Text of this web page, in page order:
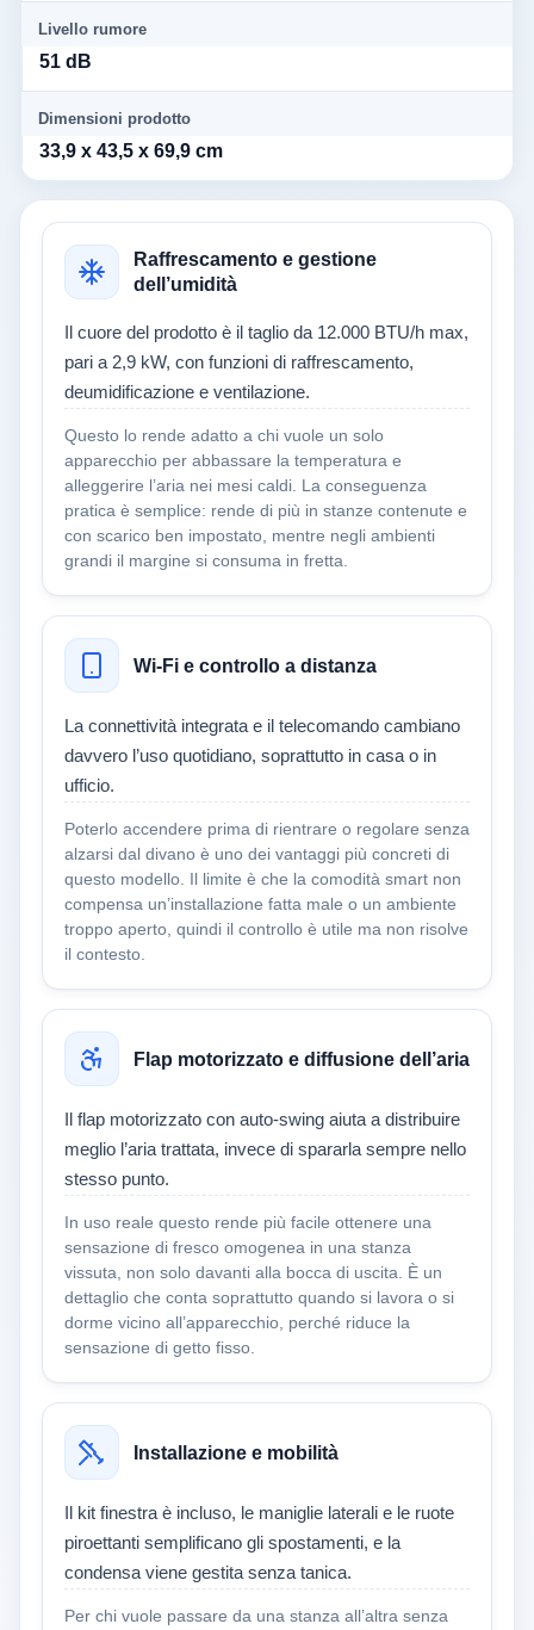
Livello rumore
51 dB
Dimensioni prodotto
33,9 x 43,5 x 69,9 cm
Raffrescamento e gestione
dell’umidità
Il cuore del prodotto è il taglio da 12.000 BTU/h max,
pari a 2,9 kW, con funzioni di raffrescamento,
deumidificazione e ventilazione.
Questo lo rende adatto a chi vuole un solo
apparecchio per abbassare la temperatura e
alleggerire l’aria nei mesi caldi. La conseguenza
pratica è semplice: rende di più in stanze contenute e
con scarico ben impostato, mentre negli ambienti
grandi il margine si consuma in fretta.
Wi‑Fi e controllo a distanza
La connettività integrata e il telecomando cambiano
davvero l’uso quotidiano, soprattutto in casa o in
ufficio.
Poterlo accendere prima di rientrare o regolare senza
alzarsi dal divano è uno dei vantaggi più concreti di
questo modello. Il limite è che la comodità smart non
compensa un’installazione fatta male o un ambiente
troppo aperto, quindi il controllo è utile ma non risolve
il contesto.
Flap motorizzato e diffusione dell’aria
Il flap motorizzato con auto-swing aiuta a distribuire
meglio l’aria trattata, invece di spararla sempre nello
stesso punto.
In uso reale questo rende più facile ottenere una
sensazione di fresco omogenea in una stanza
vissuta, non solo davanti alla bocca di uscita. È un
dettaglio che conta soprattutto quando si lavora o si
dorme vicino all’apparecchio, perché riduce la
sensazione di getto fisso.
Installazione e mobilità
Il kit finestra è incluso, le maniglie laterali e le ruote
piroettanti semplificano gli spostamenti, e la
condensa viene gestita senza tanica.
Per chi vuole passare da una stanza all’altra senza